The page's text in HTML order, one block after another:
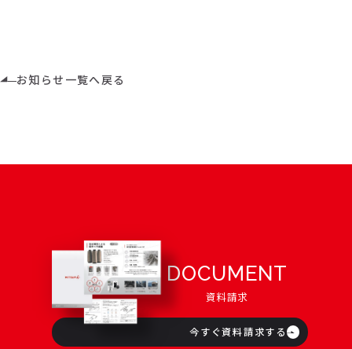
お知らせ一覧へ戻る
DOCUMENT
資料請求
今すぐ資料請求する